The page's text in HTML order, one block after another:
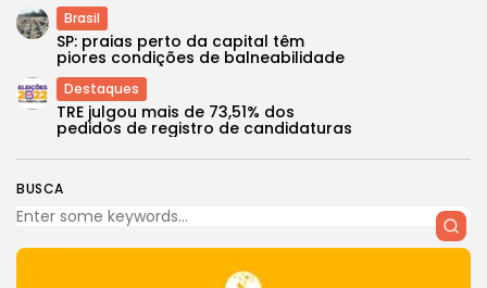
BUSCA
Brasil
SP: praias perto da capital têm
piores condições de balneabilidade
Destaques
TRE julgou mais de 73,51% dos
pedidos de registro de candidaturas